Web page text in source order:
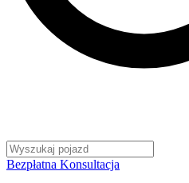
Bezpłatna Konsultacja